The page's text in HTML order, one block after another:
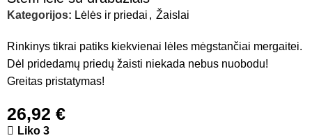
Kategorijos: Lėlės ir priedai , Žaislai
Rinkinys tikrai patiks kiekvienai lėles mėgstančiai mergaitei.
Dėl pridedamų priedų žaisti niekada nebus nuobodu!
Greitas pristatymas!
26,92€
Liko 3